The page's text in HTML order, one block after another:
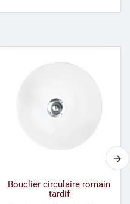
Bouclier circulaire romain
tardif